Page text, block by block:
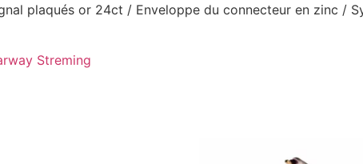
plaqués or 24ct / Enveloppe du connecteur en zinc /
Streming